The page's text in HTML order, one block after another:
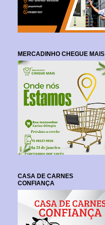
MERCADINHO CHEGUE MAIS
CASA DE CARNES
CONFIANÇA